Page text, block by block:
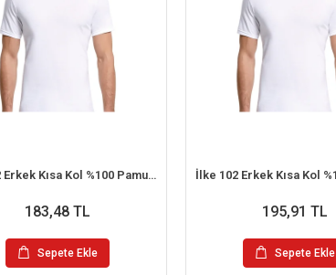
İlke 102 Erkek Kısa Kol %100 Pamuk Atlet M
183,48 TL
Sepete Ekle
195,91 TL
Sepete Ekle